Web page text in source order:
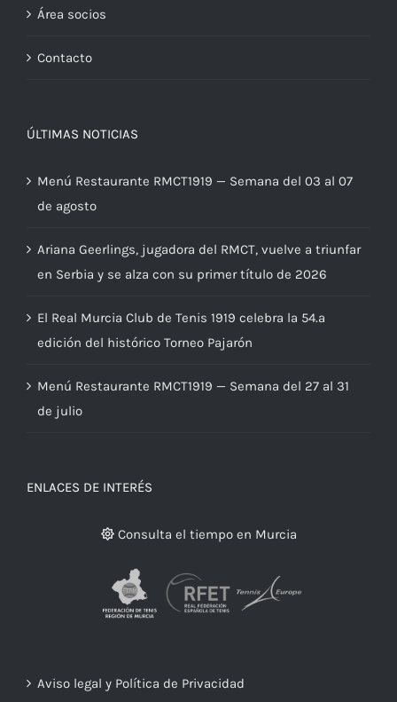
Área socios
Contacto
ÚLTIMAS NOTICIAS
Menú Restaurante RMCT1919 — Semana del 03 al 07
de agosto
Ariana Geerlings, jugadora del RMCT, vuelve a triunfar
en Serbia y se alza con su primer título de 2026
El Real Murcia Club de Tenis 1919 celebra la 54.ª
edición del histórico Torneo Pajarón
Menú Restaurante RMCT1919 — Semana del 27 al 31
de julio
ENLACES DE INTERÉS
Consulta el tiempo en Murcia
Aviso legal y Política de Privacidad